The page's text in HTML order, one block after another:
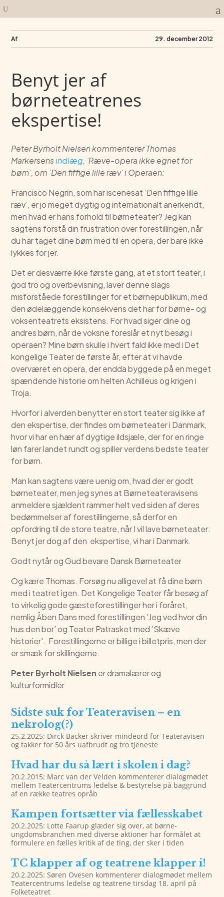
Af 29. december 2012
Benyt jer af
børneteatrenes
ekspertise!
Peter Byrholt Nielsen kommenterer Thomas
Markersensindlæg, ’Ræve-opera ikke egnet for
børn’, om ’Den fiffige lille ræv’ i Operaen:
Francisco Negrin, som har iscenesat ’Den fiffige lille
ræv’, er jo meget dygtig og internationalt anerkendt,
men hvad er hans forhold til børneteater? Jeg kan
sagtens forstå din frustration over forestillingen, når
du har taget dine børn med til en opera, der bare ikke
lykkes for jer.
Det er desværre ikke første gang, at et stort teater, i
god tro og overbevisning, laver denne slags
misforståede forestillinger for et børnepublikum, med
den ødelæggende konsekvens det har for børne- og
voksenteatrets eksistens. For hvad siger dine og
andres børn, når de voksne foreslår et nyt besøg i
operaen? Mine børn skulle i hvert fald ikke med i Det
kongelige Teater de første år, efter at vi havde
overværet en opera, der endda byggede på en meget
spændende historie om helten Achilleus og krigen i
Troja.
Hvorfor i alverden benytter en stort teater sig ikke af
den ekspertise, der findes om børneteater i Danmark,
hvor vi har en hær af dygtige ildsjæle, der for en ringe
løn farer landet rundt og spiller verdens bedste teater
for børn.
Man kan sagtens være uenig om, hvad der er godt
børneteater, men jeg synes at Børneteateravisens
anmeldere sjældent rammer helt ved siden af deres
bedømmelser af forestillingerne, så derfor en
opfordring til de store teatre, når I vil lave børneteater:
Benyt jer dog af den ekspertise, vi har i Danmark.
Godt nytår og Gud bevare Dansk Børneteater
Og kære Thomas. Forsøg nu alligevel at få dine børn
med i teatret igen. Det Kongelige Teater får besøg af
to virkelig gode gæsteforestillinger her i foråret,
nemlig Åben Dans med forestillingen ’Jeg ved hvor din
hus den bor’ og Teater Patrasket med ’Skæve
historier'. Forestillingerne er billige i billetpris, men der
er smæk for skillingerne.
Peter Byrholt Nielsen er dramalærer og
kulturformidler
Sidste suk for Teateravisen – en
nekrolog(?)
25.2.2025: Dirck Backer skriver mindeord for Teateravisen
og takker for 50 års uafbrudt og tro tjeneste
Hvad har du så lært i skolen i dag?
20.2.2015: Marc van der Velden kommenterer dialogmødet
mellem Teatercentrums ledelse & bestyrelse på baggrund
af en række teatres opråb
Kampen fortsætter via fællesskabet
20.2.2025: Lotte Faarup glæder sig over, at børne-
ungdomsbranchen med diverse aktioner har formålet at
formulere en fælles kritik af de ting, der sker i tiden
TC klapper af og teatrene klapper i!
20.2.2025: Søren Ovesen kommenterer dialogmødet mellem
Teatercentrums ledelse og teatrene tirsdag 18. april på
Folketeatret